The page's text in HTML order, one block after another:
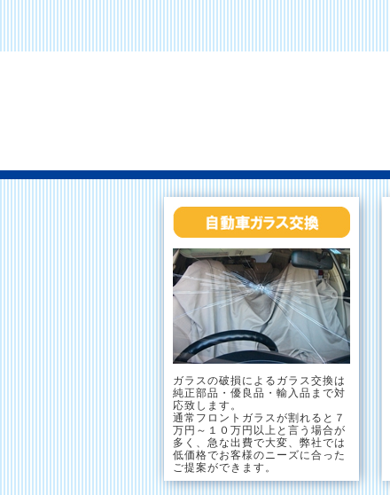
ガラスの破損によるガラス交換は
純正部品・優良品・輸入品まで対
応致します。
通常フロントガラスが割れると７
万円～１０万円以上と言う場合が
多く、急な出費で大変、弊社では
低価格でお客様のニーズに合った
ご提案ができます。